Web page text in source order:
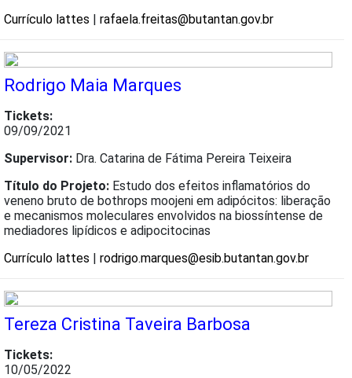
Currículo lattes | rafaela.freitas@butantan.gov.br
Rodrigo Maia Marques
Tickets:
09/09/2021
Supervisor: Dra. Catarina de Fátima Pereira Teixeira
Título do Projeto: Estudo dos efeitos inflamatórios do
veneno bruto de bothrops moojeni em adipócitos: liberação
e mecanismos moleculares envolvidos na biossíntense de
mediadores lipídicos e adipocitocinas
Currículo lattes | rodrigo.marques@esib.butantan.gov.br
Tereza Cristina Taveira Barbosa
Tickets:
10/05/2022